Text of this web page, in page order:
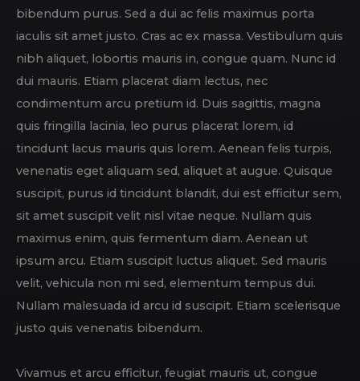
bibendum purus. Sed a dui ac felis maximus porta
iaculis sit amet justo. Cras ac ex massa. Vestibulum quis
nibh aliquet, lobortis mauris in, congue quam. Nunc id
dui mauris. Etiam placerat diam lectus, nec
condimentum arcu pretium id. Duis sagittis, magna
quis fringilla lacinia, leo purus placerat lorem, id
tincidunt lacus mauris quis lorem. Aenean felis turpis,
venenatis eget aliquam sed, aliquet at augue. Quisque
suscipit, purus id tincidunt blandit, dui est efficitur sem,
sit amet suscipit velit nisl vitae neque. Nullam quis
maximus enim, quis fermentum diam. Aenean ut
ipsum arcu. Etiam suscipit luctus aliquet. Sed mauris
velit, vehicula non mi sed, elementum tempus dui.
Nullam malesuada id arcu id suscipit. Etiam scelerisque
justo quis venenatis bibendum.
Vivamus et arcu efficitur, feugiat mauris ut, congue